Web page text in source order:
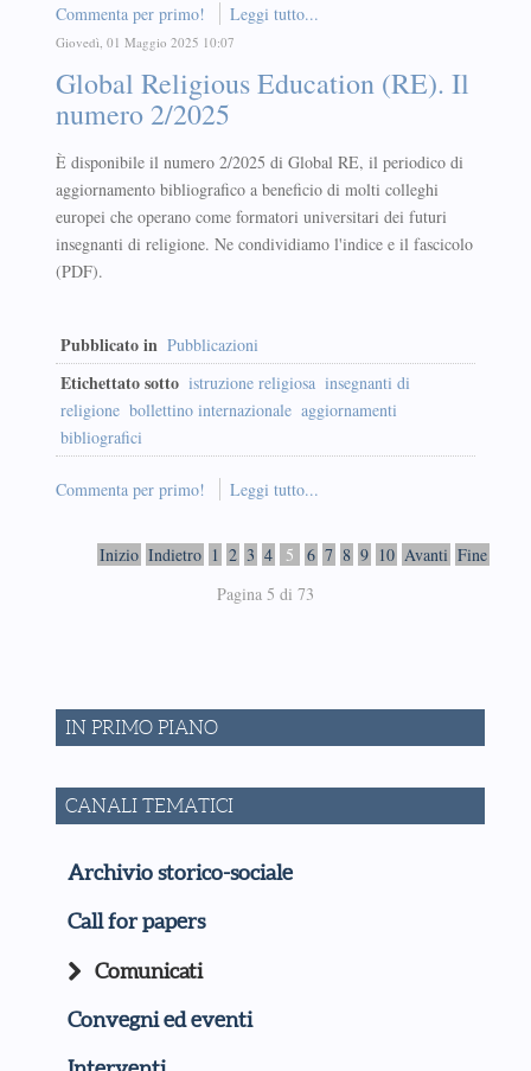
Commenta per primo! Leggi tutto...
Giovedì, 01 Maggio 2025 10:07
Global Religious Education (RE). Il
numero 2/2025
È disponibile il numero 2/2025 di Global RE, il periodico di
aggiornamento bibliografico a beneficio di molti colleghi
europei che operano come formatori universitari dei futuri
insegnanti di religione. Ne condividiamo l'indice e il fascicolo
(PDF).
Pubblicato in Pubblicazioni
Etichettato sotto istruzione religiosa insegnanti di
religione bollettino internazionale aggiornamenti
bibliografici
Commenta per primo! Leggi tutto...
Inizio Indietro 1 2 3 4 5 6 7 8 9 10 Avanti Fine
Pagina 5 di 73
IN PRIMO PIANO
CANALI TEMATICI
Archivio storico-sociale
Call for papers
Comunicati
Convegni ed eventi